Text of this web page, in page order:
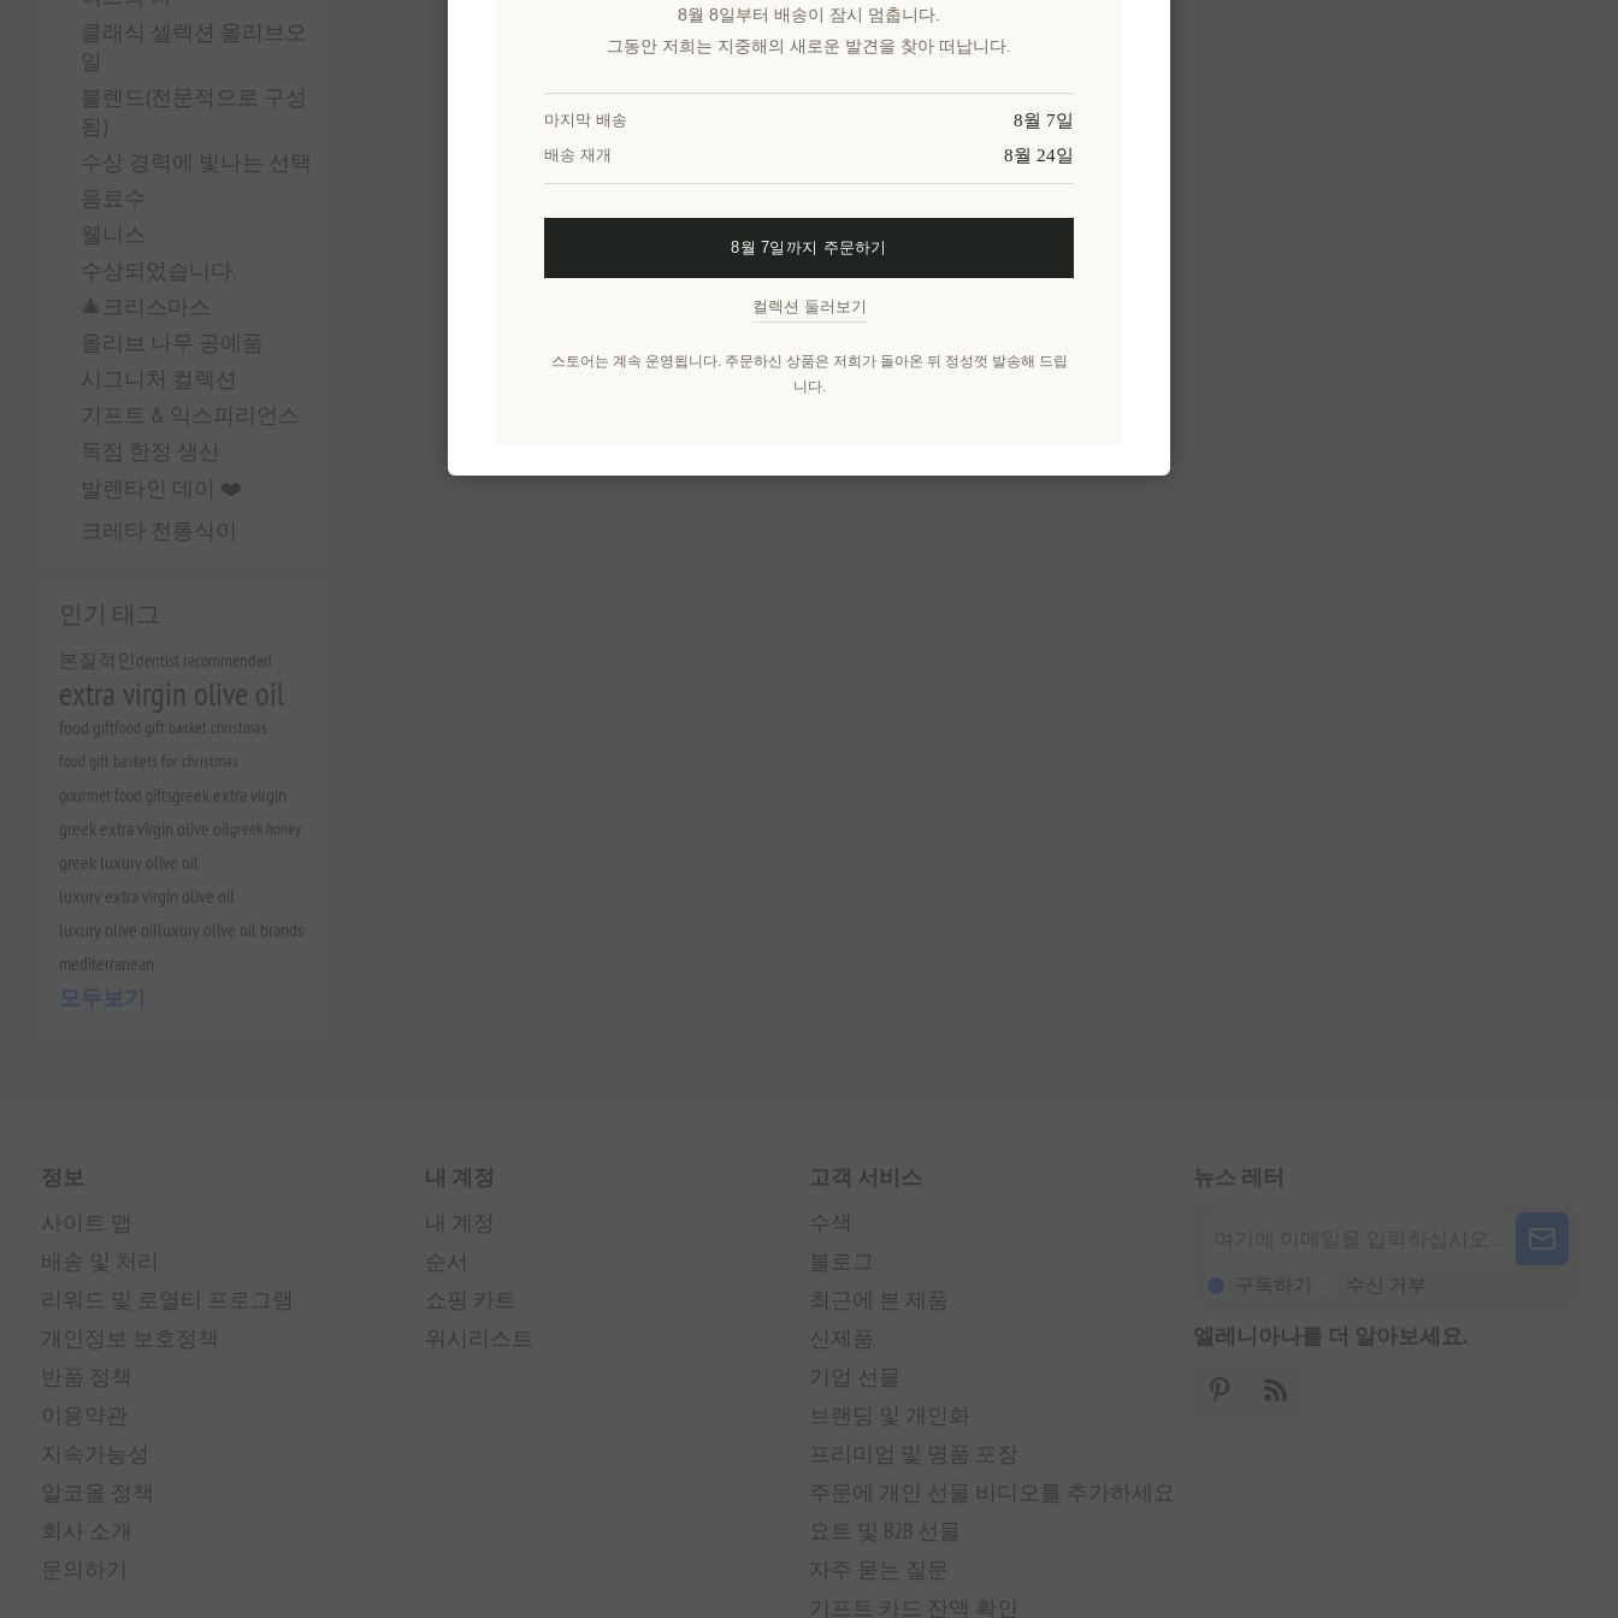
클래식 셀렉션 올리브오
일
블렌드(전문적으로 구성
됨)
수상 경력에 빛나는 선택
음료수
웰니스
수상되었습니다.
🎄크리스마스
올리브 나무 공예품
시그니처 컬렉션
기프트 & 익스피리언스
독점 한정 생산
발렌타인 데이 ❤️
크레타 전통식이
인기 태그
본질적인 dentist recommended
extra virgin olive oil
food giftfood gift basket christmas
food gift baskets for christmas
gourmet food giftsgreek extra virgin
greek extra virgin olive oilgreek honey
greek luxury olive oil
luxury extra virgin olive oil
luxury olive oilluxury olive oil brands
mediterranean
모두보기
정보
사이트 맵
배송 및 처리
리워드 및 로열티 프로그램
개인정보 보호정책
반품 정책
이용약관
지속가능성
알코올 정책
회사 소개
문의하기
내 계정
내 계정
순서
쇼핑 카트
위시리스트
고객 서비스
수색
블로그
최근에 본 제품
신제품
기업 선물
브랜딩 및 개인화
프리미엄 및 명품 포장
주문에 개인 선물 비디오를 추가하세요
요트 및 B2B 선물
자주 묻는 질문
기프트 카드 잔액 확인
뉴스 레터
구독하기 수신 거부
엘레니아나를 더 알아보세요.
8월 8일부터 배송이 잠시 멈춥니다.
그동안 저희는 지중해의 새로운 발견을 찾아 떠납니다.
마지막 배송 8월 7일
배송 재개 8월 24일
8월 7일까지 주문하기
컬렉션 둘러보기
스토어는 계속 운영됩니다. 주문하신 상품은 저희가 돌아온 뒤 정성껏 발송해 드립
니다.